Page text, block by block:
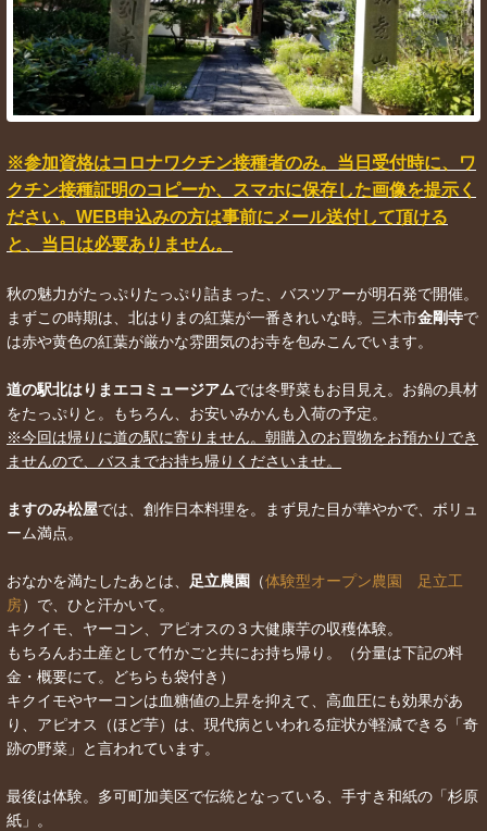
※参加資格はコロナワクチン接種者のみ。当日受付時に、ワ
クチン接種証明のコピーか、スマホに保存した画像を提示く
ださい。WEB申込みの方は事前にメール送付して頂ける
と、当日は必要ありません。
秋の魅力がたっぷりたっぷり詰まった、バスツアーが明石発で開催。
まずこの時期は、北はりまの紅葉が一番きれいな時。三木市金剛寺で
は赤や黄色の紅葉が厳かな雰囲気のお寺を包みこんでいます。
道の駅北はりまエコミュージアムでは冬野菜もお目見え。お鍋の具材
をたっぷりと。もちろん、お安いみかんも入荷の予定。
※今回は帰りに道の駅に寄りません。朝購入のお買物をお預かりでき
ませんので、バスまでお持ち帰りくださいませ。
ますのみ松屋では、創作日本料理を。まず見た目が華やかで、ボリュ
ーム満点。
おなかを満たしたあとは、 足立農園 （体験型オープン農園 足立工
房）で、ひと汗かいて。
キクイモ、ヤーコン、アピオスの３大健康芋の収穫体験。
もちろんお土産として竹かごと共にお持ち帰り。（分量は下記の料
金・概要にて。どちらも袋付き）
キクイモやヤーコンは血糖値の上昇を抑えて、高血圧にも効果があ
り、アピオス（ほど芋）は、現代病といわれる症状が軽減できる「奇
跡の野菜」と言われています。
最後は体験。多可町加美区で伝統となっている、手すき和紙の「杉原
紙」。